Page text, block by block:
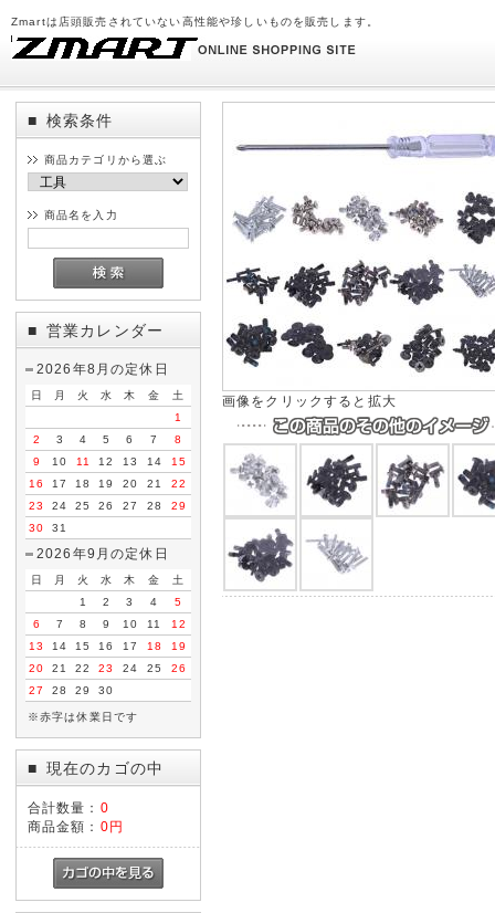
Zmartは店頭販売されていない高性能や珍しいものを販売します。
■ 検索条件
商品カテゴリから選ぶ
商品名を入力
■ 営業カレンダー
2026年8月の定休日
日 月 火 水 木 金
土
1
2
3 4 5 6 7
8
9
10 11 12 13 14
15
16
17 18 19 20 21
22
23
24 25 26 27 28
29
30
31
2026年9月の定休日
日 月 火 水 木 金
土
1
2 3 4
5
6
7 8 9 10 11
12
13
14 15 16 17 18
19
20
21 22 23 24 25
26
27
28 29 30
※赤字は休業日です
■ 現在のカゴの中
合計数量： 0
商品金額： 0円
画像をクリックすると拡大